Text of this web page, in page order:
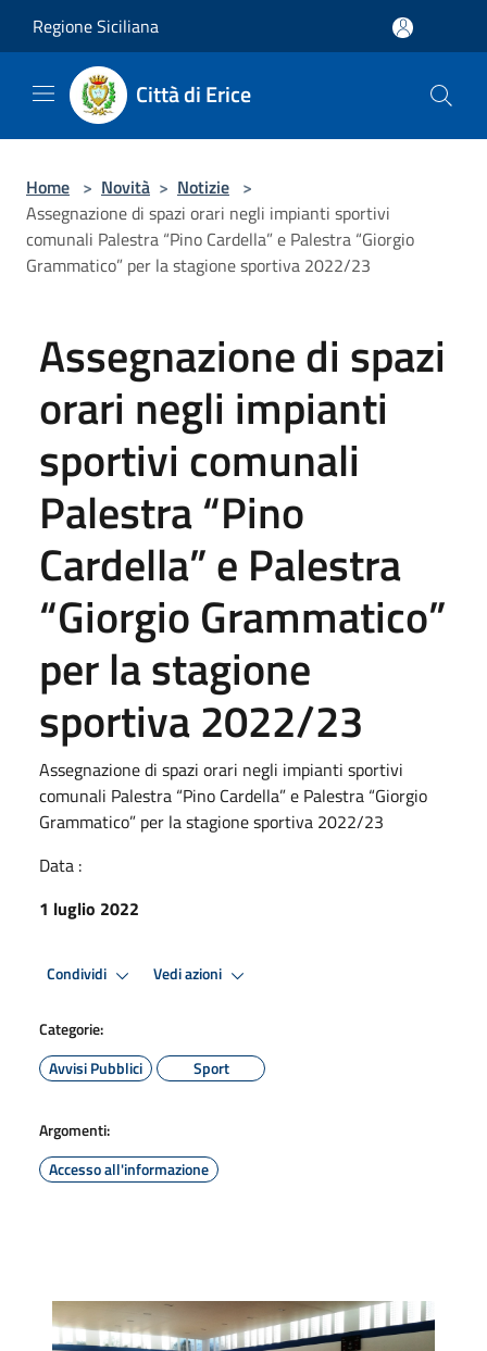
Regione Siciliana
Città di Erice
Home > Novità > Notizie >
Assegnazione di spazi orari negli impianti sportivi
comunali Palestra “Pino Cardella” e Palestra “Giorgio
Grammatico” per la stagione sportiva 2022/23
Assegnazione di spazi
orari negli impianti
sportivi comunali
Palestra “Pino
Cardella” e Palestra
“Giorgio Grammatico”
per la stagione
sportiva 2022/23
Assegnazione di spazi orari negli impianti sportivi
comunali Palestra “Pino Cardella” e Palestra “Giorgio
Grammatico” per la stagione sportiva 2022/23
Data :
1 luglio 2022
Condividi Vedi azioni
Categorie:
Avvisi Pubblici
Sport
Argomenti:
Accesso all'informazione